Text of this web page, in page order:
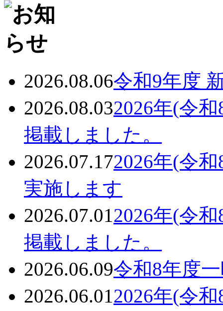
2026.08.06令和9年度
2026.08.032026年(令
掲載しました。
2026.07.172026年(令
実施します
2026.07.01 2026年(令
掲載しました。
2026.06.09令和8年度
2026.06.01 2026年(令